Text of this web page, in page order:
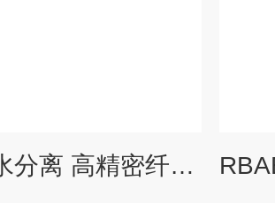
RBAE油水分离 高精密纤维球过滤器